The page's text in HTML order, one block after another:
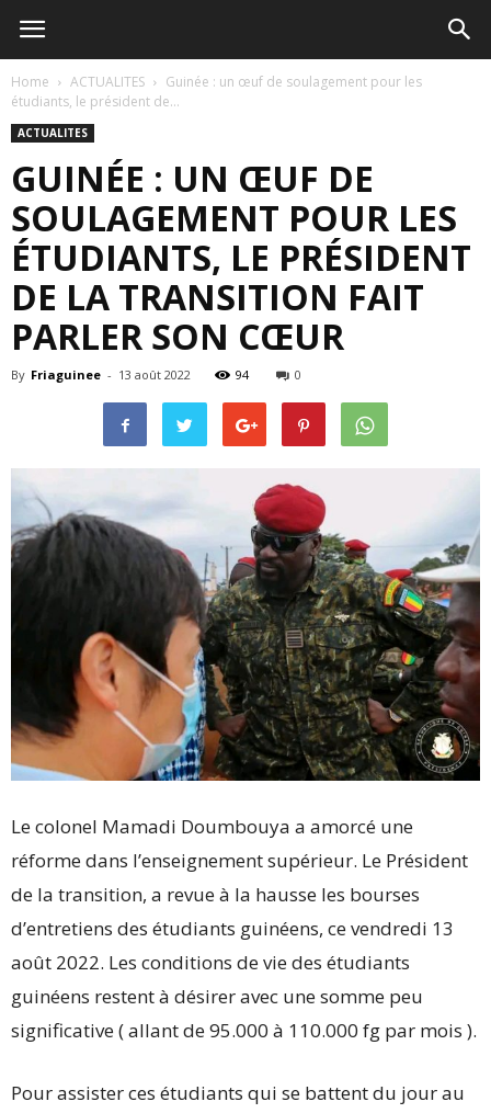
Home ACTUALITES
Guinée : un œuf de soulagement pour les
étudiants, le président de...
ACTUALITES
GUINÉE : UN ŒUF DE
SOULAGEMENT POUR LES
ÉTUDIANTS, LE PRÉSIDENT
DE LA TRANSITION FAIT
PARLER SON CŒUR
By Friaguinee - 13 août 2022 94 0
Le colonel Mamadi Doumbouya a amorcé une
réforme dans l’enseignement supérieur. Le Président
de la transition, a revue à la hausse les bourses
d’entretiens des étudiants guinéens, ce vendredi 13
août 2022. Les conditions de vie des étudiants
guinéens restent à désirer avec une somme peu
significative ( allant de 95.000 à 110.000 fg par mois ).
Pour assister ces étudiants qui se battent du jour au